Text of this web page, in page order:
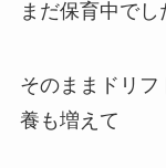
まだ保育中でし
そのままドリ
養も増えて